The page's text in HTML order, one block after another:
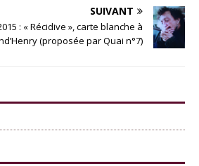
SUIVANT
: « Récidive », carte blanche à
(proposée par Quai n°7)